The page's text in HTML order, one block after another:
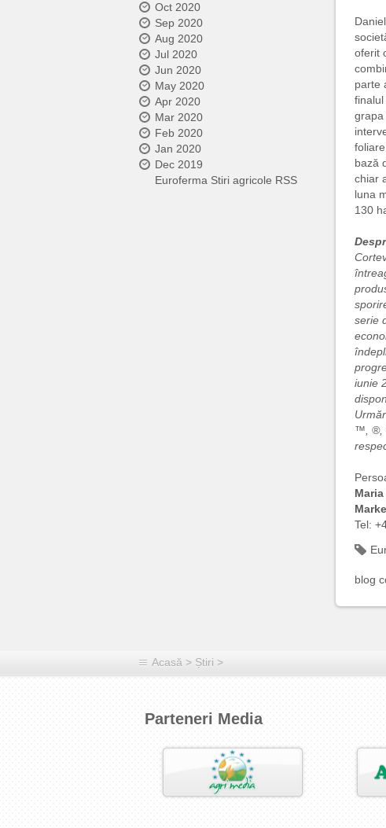
Oct 2020
Sep 2020
Aug 2020
Jul 2020
Jun 2020
May 2020
Apr 2020
Mar 2020
Feb 2020
Jan 2020
Dec 2019
Euroferma Stiri agricole RSS
oferit
parte
bază
chiar
luna
130
serie
iunie
™, ®,
Tel:
blog
Acasă > Știri >
Parteneri Media